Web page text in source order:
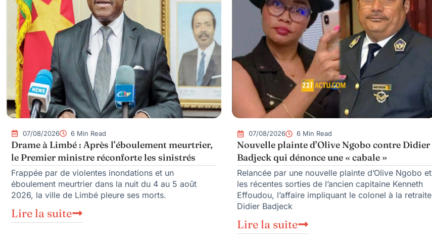
07/08/2026 6 Min Read
Drame à Limbé : Après l’éboulement meurtrier,
le Premier ministre réconforte les sinistrés
Frappée par de violentes inondations et un
éboulement meurtrier dans la nuit du 4 au 5 août
2026, la ville de Limbé pleure ses morts.
Lire la suite
07/08/2026 6 Min Read
Nouvelle plainte d’Olive Ngobo contre Didier
Badjeck qui dénonce une « cabale »
Relancée par une nouvelle plainte d’Olive Ngobo et
les récentes sorties de l’ancien capitaine Kenneth
Effoudou, l’affaire impliquant le colonel à la retraite
Didier Badjeck
Lire la suite